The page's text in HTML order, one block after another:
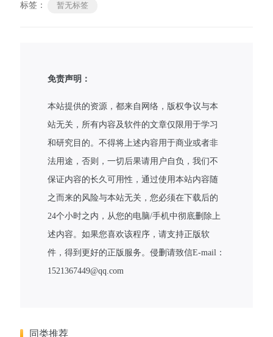
标签： 暂无标签
免责声明：
本站提供的资源，都来自网络，版权争议与本
站无关，所有内容及软件的文章仅限用于学习
和研究目的。不得将上述内容用于商业或者非
法用途，否则，一切后果请用户自负，我们不
保证内容的长久可用性，通过使用本站内容随
之而来的风险与本站无关，您必须在下载后的
24个小时之内，从您的电脑/手机中彻底删除上
述内容。如果您喜欢该程序，请支持正版软
件，得到更好的正版服务。侵删请致信E-mail：
1521367449@qq.com
同类推荐